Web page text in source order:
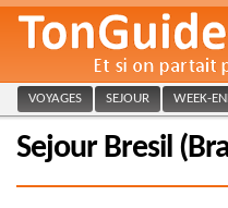
VOYAGES SEJOUR WEEK-
Sejour Bresil